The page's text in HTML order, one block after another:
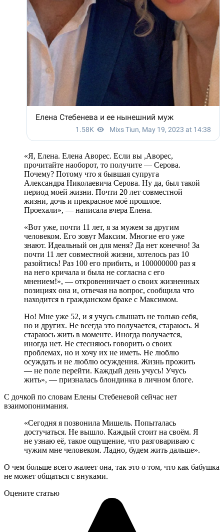
«Я, Елена. Елена Аворес. Если вы ,Аворес,
прочитайте наоборот, то получите — Серова.
Почему? Потому что я бывшая супруга
Александра Николаевича Серова. Ну да, был такой
период моей жизни. Почти 20 лет совместной
жизни, дочь и прекрасное моё прошлое.
Проехали», — написала вчера Елена.
«Вот уже, почти 11 лет, я за мужем за другим
человеком. Его зовут Максим. Многие его уже
знают. Идеальный он для меня? Да нет конечно! За
почти 11 лет совместной жизни, хотелось раз 10
разойтись! Раз 100 его прибить, и 100000000 раз я
на него кричала и была не согласна с его
мнением!», — откровенничает о своих жизненных
позициях она и, отвечая на вопрос, сообщила что
находится в гражданском браке с Максимом.
Но! Мне уже 52, и я учусь слышать не только себя,
но и других. Не всегда это получается, стараюсь. Я
стараюсь жить в моменте. Иногда получается,
иногда нет. Не стесняюсь говорить о своих
проблемах, но и хочу их не иметь. Не люблю
осуждать и не люблю осуждения. Жизнь прожить
— не поле перейти. Каждый день учусь! Учусь
жить», — призналась блондинка в личном блоге.
С дочкой по словам Елены Стебеневой сейчас нет
взаимопонимания.
«Сегодня я позвонила Мишель. Попыталась
достучаться. Не вышло. Каждый стоит на своём. Я
не узнаю её, такое ощущение, что разговариваю с
чужим мне человеком. Ладно, будем жить дальше».
О чем больше всего жалеет она, так это о том, что как бабушка
не может общаться с внуками.
Оцените статью